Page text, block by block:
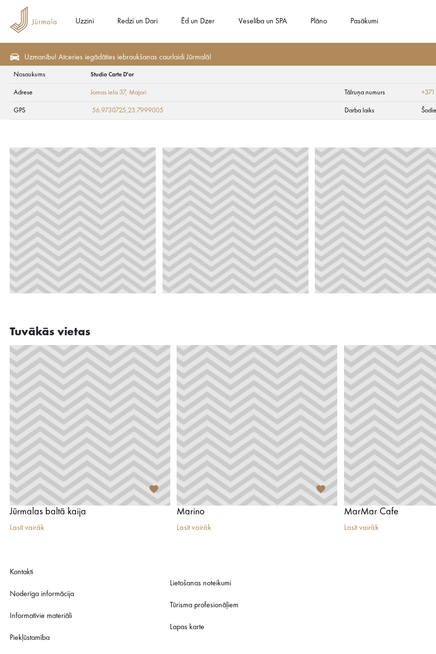
Uzzini Redzi un Dari Ēd un Dzer Veselība un SPA Plāno Pasākumi
Uzmanību! Atceries iegādāties iebraukšanas caurlaidi Jūrmalā!
Studio Carte D'or
Nosaukums Studio Carte D'or
Adrese Jomas iela 37, Majori Tālruņa numurs
GPS 56.9730725,23.7999005 Darba laiks
Tuvākās vietas
Jūrmalas baltā kaija
Lasīt vairāk
Marino
Lasīt vairāk
MarMar Cafe
Lasīt vairāk
Kontakti
Noderīga informācija
Informatīvie materiāli
Piekļūstamība
Lietošanas noteikumi
Tūrisma profesionāļiem
Lapas karte